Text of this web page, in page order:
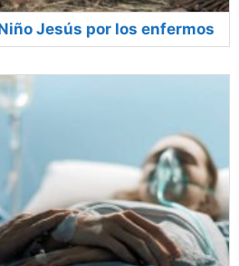
Jesús por los enfermos